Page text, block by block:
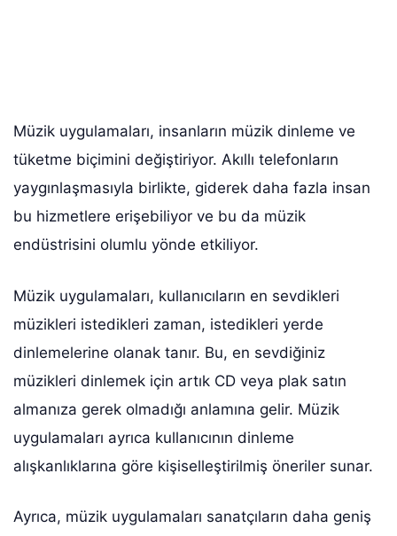
Müzik uygulamaları, insanların müzik dinleme ve
tüketme biçimini değiştiriyor. Akıllı telefonların
yaygınlaşmasıyla birlikte, giderek daha fazla insan
bu hizmetlere erişebiliyor ve bu da müzik
endüstrisini olumlu yönde etkiliyor.
Müzik uygulamaları, kullanıcıların en sevdikleri
müzikleri istedikleri zaman, istedikleri yerde
dinlemelerine olanak tanır. Bu, en sevdiğiniz
müzikleri dinlemek için artık CD veya plak satın
almanıza gerek olmadığı anlamına gelir. Müzik
uygulamaları ayrıca kullanıcının dinleme
alışkanlıklarına göre kişiselleştirilmiş öneriler sunar.
Ayrıca, müzik uygulamaları sanatçıların daha geniş